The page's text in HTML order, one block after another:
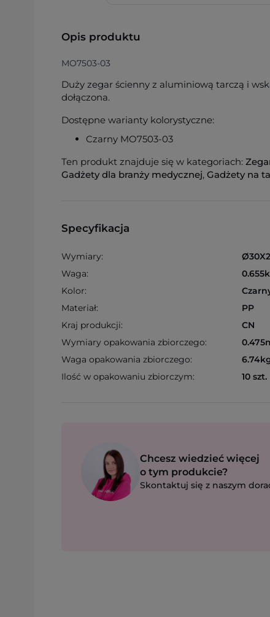
Opis produktu
MO7503-03
Duży zegar ścienny z aluminiową tarczą i
dołączona.
Dostępne warianty kolorystyczne:
Czarny MO7503-03
Ten produkt znajduje się w kategoriach:
Gadżety dla branży medycznej, Gadżety na
Specyfikacja
Wymiary:
Waga:
Kolor:
Materiał:
PP
Kraj produkcji:
CN
Wymiary opakowania zbiorczego:
Waga opakowania zbiorczego:
Ilość w opakowaniu zbiorczym:
10 szt.
Chcesz wiedzieć więcej
o tym produkcie?
Skontaktuj się z naszym